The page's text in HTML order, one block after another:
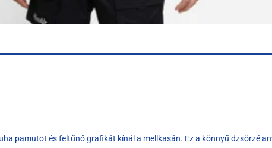
pamutot és feltűnő grafikát kínál a mellkasán. Ez a könnyű dzsörzé